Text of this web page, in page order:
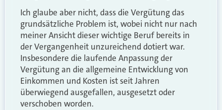
Ich glaube aber nicht, dass die Vergütung das
grundsätzliche Problem ist, wobei nicht nur nach
meiner Ansicht dieser wichtige Beruf bereits in
der Vergangenheit unzureichend dotiert war.
Insbesondere die laufende Anpassung der
Vergütung an die allgemeine Entwicklung von
Einkommen und Kosten ist seit Jahren
überwiegend ausgefallen, ausgesetzt oder
verschoben worden.